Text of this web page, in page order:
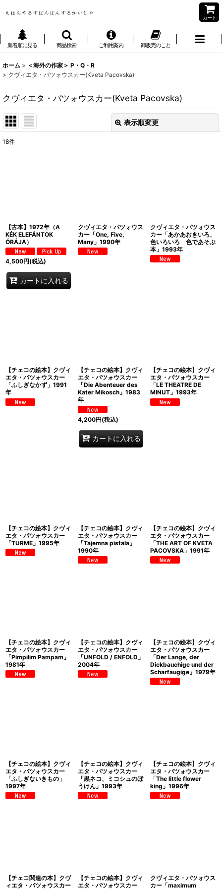
カート
新着順に見る 商品検索 ご利用案内 卸販売のこと
ホーム > ＜海外の作家＞ P・Q・R
> クヴィエタ・パツォウスカー(Kveta Pacovska)
クヴィエタ・パツォウスカー(Kveta Pacovska)
表示順変更
18件
【古本】1972年（A
KÉK ELEFÁNTOK
ÓRÁJA）
4,500円(税込)
カートに入れる
クヴィエタ・パツォウス
カー「One, Five,
Many」1990年
クヴィエタ・パツォウス
カー「あかあおきいろ、
色いろいろ 色であそぶ
本」1993年
【チェコの絵本】クヴィ
エタ・パツォウスカー
「ふしぎなかず」1991
年
【チェコの絵本】クヴィ
エタ・パツォウスカー
「Die Abenteuer des
Kater Mikosch」1983
年
4,200円(税込)
カートに入れる
【チェコの絵本】クヴィ
エタ・パツォウスカー
「LE THEATRE DE
MINUT」1993年
【チェコの絵本】クヴィ
エタ・パツォウスカー
「TURME」1995年
【チェコの絵本】クヴィ
エタ・パツォウスカー
「Tajemna pistala」
1990年
【チェコの絵本】クヴィ
エタ・パツォウスカー
「THE ART OF KVETA
PACOVSKA」1991年
【チェコの絵本】クヴィ
エタ・パツォウスカー
「Pimpilim Pampam」
1981年
【チェコの絵本】クヴィ
エタ・パツォウスカー
「UNFOLD / ENFOLD」
2004年
【チェコの絵本】クヴィ
エタ・パツォウスカー
「Der Lange, der
Dickbauchige und der
Scharfaugige」1979年
【チェコの絵本】クヴィ
エタ・パツォウスカー
「ふしぎないきもの」
1997年
【チェコの絵本】クヴィ
エタ・パツォウスカー
「黒ネコ、ミコシュのぼ
うけん」1993年
【チェコの絵本】クヴィ
エタ・パツォウスカー
「The little flower
king」1996年
【チェコ関連の本】クヴ
ィエタ・パツォウスカー
【チェコの絵本】クヴィ
エタ・パツォウスカー
クヴィエタ・パツォウス
カー「maximum